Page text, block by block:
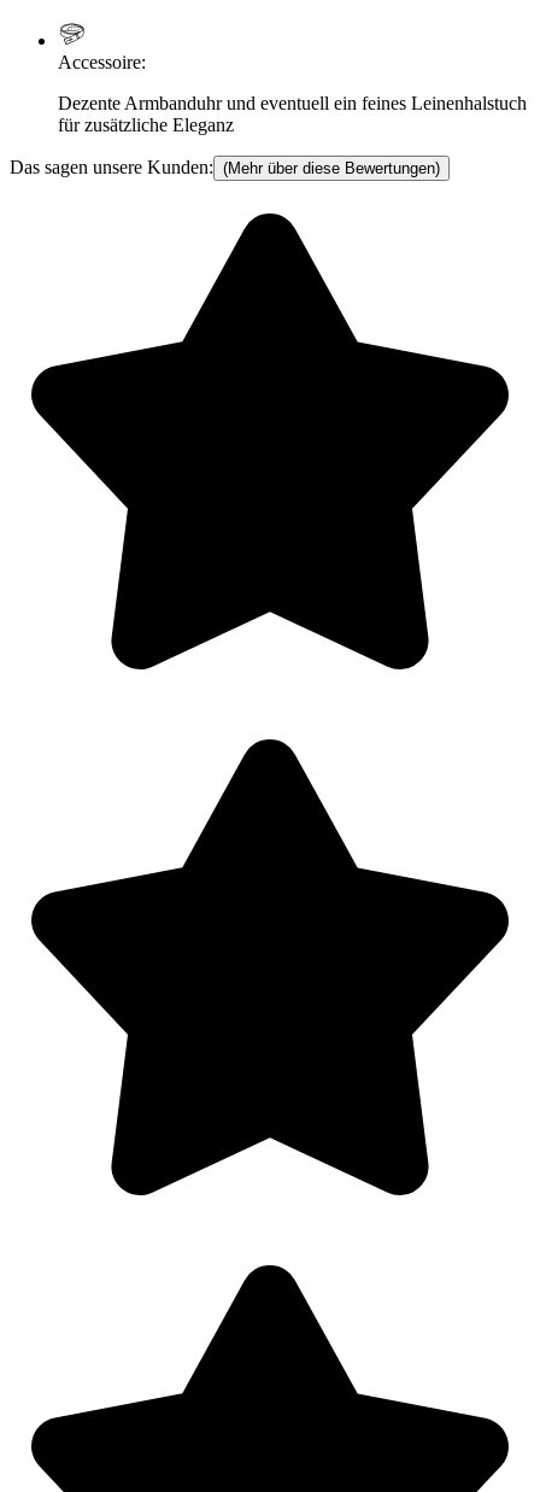
Accessoire:
Dezente Armbanduhr und eventuell ein feines Leinenhalstuch
für zusätzliche Eleganz
Das sagen unsere Kunden: (Mehr über diese Bewertungen)